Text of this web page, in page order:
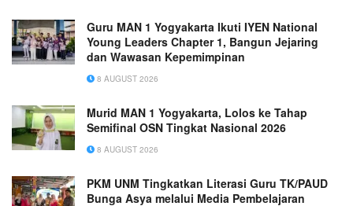
Guru MAN 1 Yogyakarta Ikuti IYEN National
Young Leaders Chapter 1, Bangun Jejaring
dan Wawasan Kepemimpinan
8 AUGUST 2026
Murid MAN 1 Yogyakarta, Lolos ke Tahap
Semifinal OSN Tingkat Nasional 2026
8 AUGUST 2026
PKM UNM Tingkatkan Literasi Guru TK/PAUD
Bunga Asya melalui Media Pembelajaran